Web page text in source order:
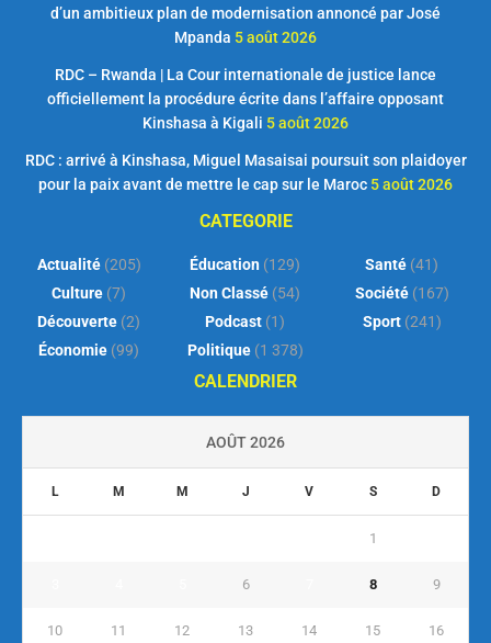
d’un ambitieux plan de modernisation annoncé par José
Mpanda 5 août 2026
RDC – Rwanda | La Cour internationale de justice lance
officiellement la procédure écrite dans l’affaire opposant
Kinshasa à Kigali 5 août 2026
RDC : arrivé à Kinshasa, Miguel Masaisai poursuit son plaidoyer
pour la paix avant de mettre le cap sur le Maroc 5 août 2026
CATEGORIE
Actualité(205)
Culture (7)
Découverte (2)
Économie (99)
Éducation (129)
Non Classé (54)
Podcast (1)
Politique(1 378)
Santé (41)
Société(167)
Sport(241)
CALENDRIER
AOÛT 2026
L M M J V S D
1
6 8 9
10 11 12 13 14 15 16